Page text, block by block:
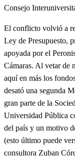
Consejo
El conflicto volvió a
Ley de Presupuesto,
apoyada por el
Cámaras. Al vetar de
aquí en más los
desató una segunda
gran parte de la
Universidad Pública
del país y un motivo
(esto último puede
consultora Zuban